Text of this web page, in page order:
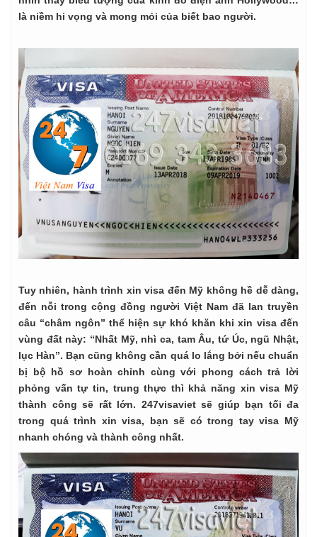
là niềm hi vọng và mong mỏi của biết bao người.
Tuy nhiên, hành trình xin visa đến Mỹ không hề dễ dàng,
đến nỗi trong cộng đồng người Việt Nam đã lan truyền
câu “châm ngôn” thể hiện sự khó khăn khi xin visa đến
vùng đất này: “Nhất Mỹ, nhì ca, tam Âu, tứ Úc, ngũ Nhật,
lục Hàn”. Bạn cũng không cần quá lo lắng bởi nếu chuẩn
bị bộ hồ sơ hoàn chỉnh cùng với phong cách trả lời
phỏng vấn tự tin, trung thực thì khả năng xin visa Mỹ
thành công sẽ rất lớn. 247visaviet sẽ giúp bạn tối đa
trong quá trình xin visa, bạn sẽ có trong tay visa Mỹ
nhanh chóng và thành công nhất.